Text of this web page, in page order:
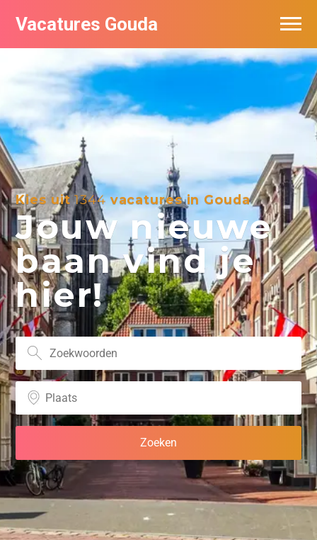
Vacatures Gouda
Kies uit1344vacatures in Gouda
Jouw nieuwe
baan vind je
hier!
Vacatures per bedrijf in Gouda
De populairste vacatures in Gouda